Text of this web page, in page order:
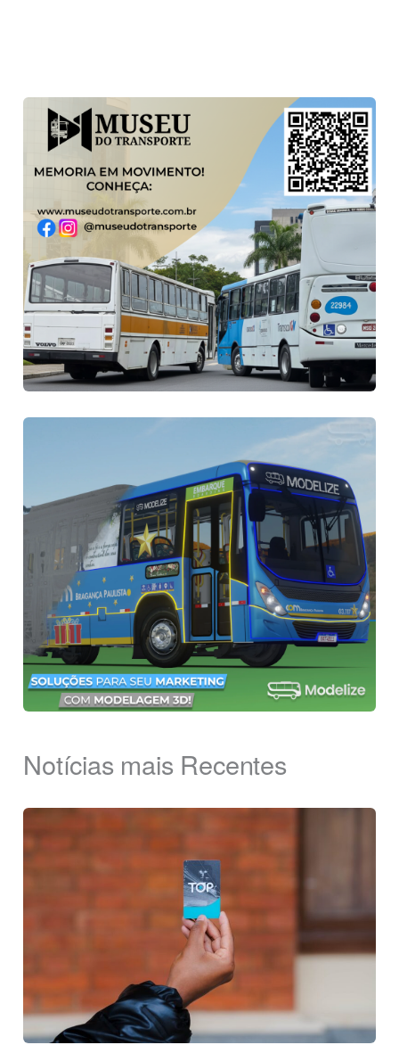
Notícias mais Recentes